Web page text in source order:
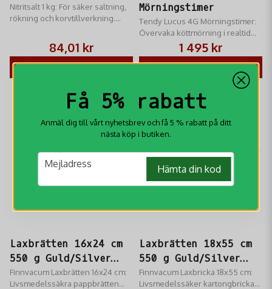
Nitritsalt 1 kg: För säker saltning,
rökning och korvtillverkning.
och ökar hållbarheten på dina
charkuterier.84,01 kr
KÖP
Mörningstimer
Tendy Lucus 4G Mörningstimer:
Övervaka köttmörning i realtid
via 4G. Ger perfekta resultat och
fullständig livsmedelssäkerhet.
Avancerad kontroll.
1 495 kr
KÖP
Laxbrätten 16x24 cm
550 g Guld/Silver
10-p
Finnvacum Laxbrätten 16x24 cm:
Livsmedelssäkra pappbrätten
Laxbrätten 18x55 cm
550 g Guld/Silver
10-p
Finnvacum Laxbricka 18x55 cm:
Livsmedelssäker kartongbricka
Få 5% rabatt
Anmäl dig till vårt nyhetsbrev och få 5 % rabatt på ditt
nästa köp i butiken.
email
Mejladress Hämta din kod